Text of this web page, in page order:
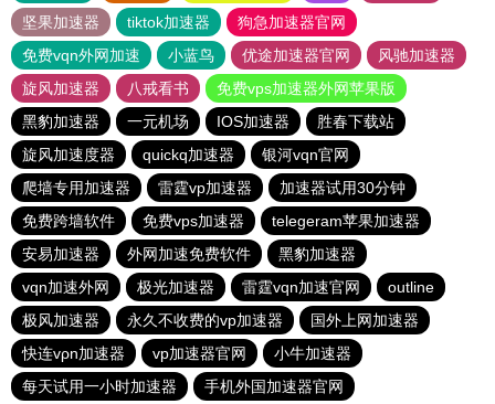
坚果加速器
tiktok加速器
狗急加速器官网
免费vqn外网加速
小蓝鸟 优途加速器官网
风驰加速器
旋风加速器
八戒看书
免费vps加速器外网苹果版
黑豹加速器
一元机场 IOS加速器
胜春下载站
旋风加速度器
quickq加速器
银河vqn官网
爬墙专用加速器
雷霆vp加速器
加速器试用30分钟
免费跨墙软件
免费vps加速器
telegeram苹果加速器
安易加速器
外网加速免费软件
黑豹加速器
vqn加速外网
极光加速器 雷霆vqn加速官网
outline
极风加速器
永久不收费的vp加速器
国外上网加速器
快连vρn加速器
vp加速器官网
小牛加速器
每天试用一小时加速器
手机外国加速器官网